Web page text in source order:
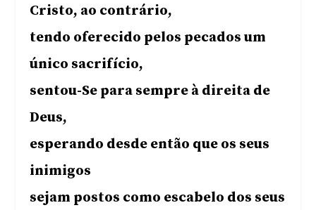
Cristo, ao contrário,
tendo oferecido pelos pecados um
único sacrifício,
sentou-Se para sempre à direita de
Deus,
esperando desde então que os seus
inimigos
sejam postos como escabelo dos seus